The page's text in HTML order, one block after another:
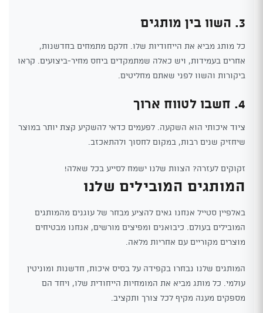
3. השוו בין מותגים
כל מותג מביא את הייחודיות שלו. חלקם מתמחים בחדשנות,
אחרים בעמידות, ויש כאלה שמתמקדים ביחס מחיר-ביצועים. קראו
ביקורות והשוו לפני שאתם מחליטים.
4. חשבו לטווח ארוך
ציוד איכותי הוא השקעה. לפעמים כדאי להשקיע קצת יותר במוצר
שיחזיק שנים רבות, במקום לחסוך ולהתאכזב.
זקוקים לעזרה? הצוות שלנו ישמח לסייע בכל שאלה!
המותגים המובילים שלנו
באלפיין סטייל אנחנו גאים להציע מבחר של עוגנים מהמותגים
המובילים בעולם. כיבואנים ומפיצים מורשים, אנחנו מבטיחים
מוצרים מקוריים עם אחריות מלאה.
המותגים שלנו נבחרו בקפידה על בסיס איכות, חדשנות ומוניטין
עולמי. כל מותג מביא את המומחיות הייחודית שלו, ויחד הם
מספקים מענה מקיף לכל צורך ותקציב.